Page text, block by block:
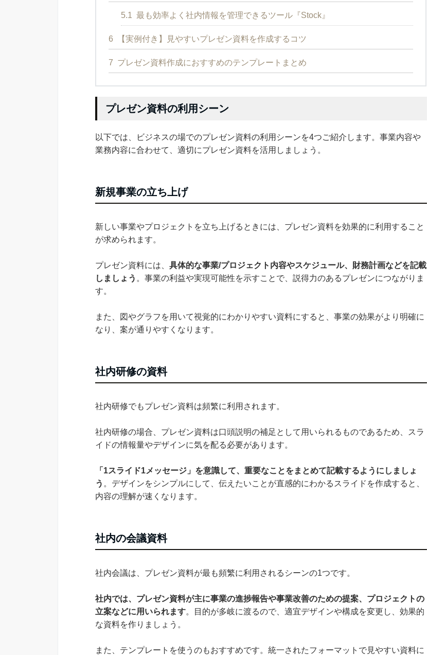
5.1 最も効率よく社内情報を管理できるツール『Stock』
6 【実例付き】見やすいプレゼン資料を作成するコツ
7 プレゼン資料作成におすすめのテンプレートまとめ
プレゼン資料の利用シーン
以下では、ビジネスの場でのプレゼン資料の利用シーンを4つご紹介します。事業内容や
業務内容に合わせて、適切にプレゼン資料を活用しましょう。
新規事業の立ち上げ
新しい事業やプロジェクトを立ち上げるときには、プレゼン資料を効果的に利用すること
が求められます。
プレゼン資料には、 具体的な事業/プロジェクト内容やスケジュール、財務計画などを記載
しましょう 。事業の利益や実現可能性を示すことで、説得力のあるプレゼンにつながりま
す。
また、図やグラフを用いて視覚的にわかりやすい資料にすると、事業の効果がより明確に
なり、案が通りやすくなります。
社内研修の資料
社内研修でもプレゼン資料は頻繁に利用されます。
社内研修の場合、プレゼン資料は口頭説明の補足として用いられるものであるため、スラ
イドの情報量やデザインに気を配る必要があります。
「1スライド1メッセージ」を意識して、重要なことをまとめて記載するようにしましょ
う 。デザインをシンプルにして、伝えたいことが直感的にわかるスライドを作成すると、
内容の理解が速くなります。
社内の会議資料
社内会議は、プレゼン資料が最も頻繁に利用されるシーンの1つです。
社内では、プレゼン資料が主に事業の進捗報告や事業改善のための提案、プロジェクトの
立案などに用いられます。目的が多岐に渡るので、適宜デザインや構成を変更し、効果的
な資料を作りましょう。
また、テンプレートを使うのもおすすめです。統一されたフォーマットで見やすい資料に